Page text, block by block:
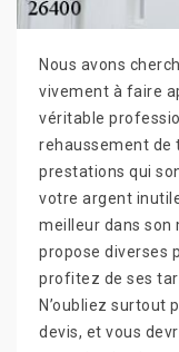
Nous avons
vivement à faire
véritable
rehaussement de
prestations qui
votre argent
meilleur dans son
propose diverses
profitez de ses
N’oubliez surtout
devis, et vous